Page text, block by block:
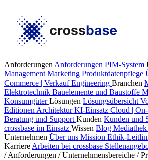
Anforderungen Anforderungen PIM-System
Management Marketing Produktdatenpflege
Commerce | VerkaufEngineering Branchen
Elektrotechnik Bauelemente und Baustoffe
KonsumgüterLösungen Lösungsübersicht
Editionen ArchitekturKI-Einsatz Cloud |
Beratung und Support Kunden Kunden und
crossbase im Einsatz Wissen Blog Mediathek
Unternehmen Über uns Mission Ethik-
Karriere Arbeiten bei crossbase
/ Anforderungen / Unternehmensbereiche /